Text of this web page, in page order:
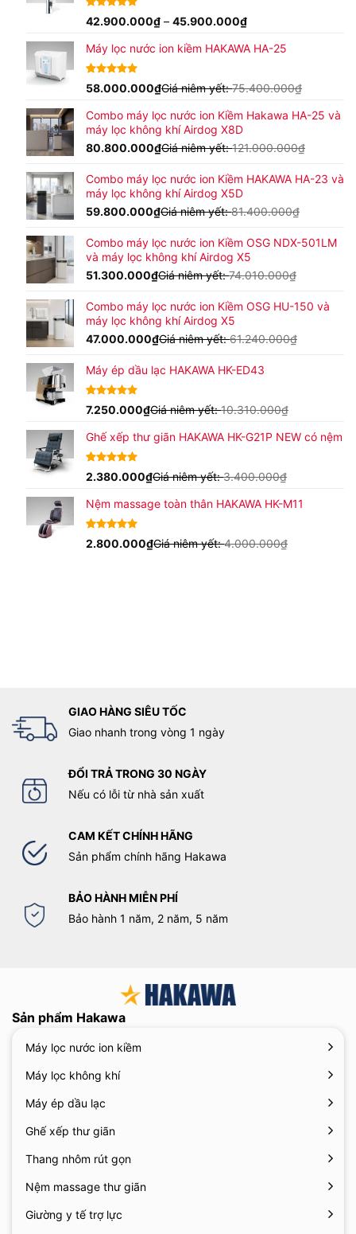
4.96trên 5
24
đánh giá
42.900.000₫ – 45.900.000₫Khoảng
từ
45.900.000₫
Máy lọc nước ion kiềm HAKAWA HA-25
4.92trên 5
24
đánh giá
58.000.000₫Giá niêm yết:75.400.000₫
Combo máy lọc nước ion Kiềm Hakawa HA-25 và
máy lọc không khí Airdog X8D
80.800.000₫Giá niêm yết:121.000.000₫
Combo máy lọc nước ion Kiềm HAKAWA HA-23 và
máy lọc không khí Airdog X5D
59.800.000₫Giá niêm yết:81.400.000₫
Combo máy lọc nước ion Kiềm OSG NDX-501LM
và máy lọc không khí Airdog X5
51.300.000₫Giá niêm yết:74.010.000₫
Combo máy lọc nước ion Kiềm OSG HU-150 và
máy lọc không khí Airdog X5
47.000.000₫Giá niêm yết:61.240.000₫
Máy ép dầu lạc HAKAWA HK-ED43
4.80trên 5
15
đánh giá
7.250.000₫Giá niêm yết:10.310.000₫
Ghế xếp thư giãn HAKAWA HK-G21P NEW có nệm
4.93trên 5
15
đánh giá
2.380.000₫Giá niêm yết:3.400.000₫
Nệm massage toàn thân HAKAWA HK-M11
4.63trên
16
2.800.000₫Giá niêm yết:4.000.000₫
GIAO HÀNG SIÊU TỐC
Giao nhanh trong vòng 1 ngày
ĐỔI TRẢ TRONG 30 NGÀY
Nếu có lỗi từ nhà sản xuất
CAM KẾT CHÍNH HÃNG
Sản phẩm chính hãng Hakawa
BẢO HÀNH MIỄN PHÍ
Bảo hành 1 năm, 2 năm, 5 năm
Sản phẩm Hakawa
Máy lọc nước ion kiềm
Máy lọc không khí
Máy ép dầu lạc
Ghế xếp thư giãn
Thang nhôm rút gọn
Nệm massage thư giãn
Giường y tế trợ lực